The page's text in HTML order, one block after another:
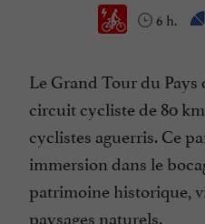
6 h.
Le Grand Tour du Pays
circuit cycliste de 80
cyclistes aguerris. Ce
immersion dans le
patrimoine historique,
paysages naturels.